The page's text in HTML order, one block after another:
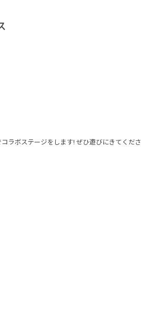
ラボステージをします! ぜひ遊びにきてくださ